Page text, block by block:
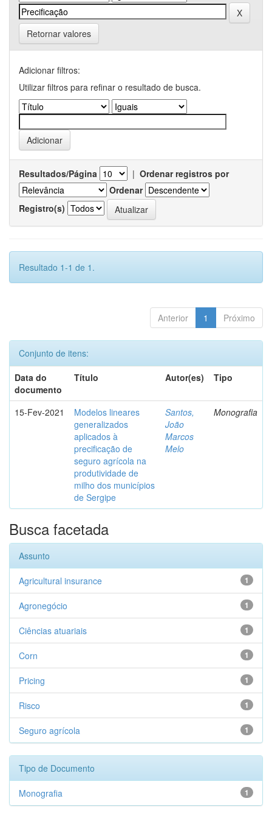
Retornar valores
Adicionar filtros:
Utilizar filtros para refinar o resultado de busca.
Resultados/Página | Ordenar registros por
Ordenar
Registro(s)
Resultado 1-1 de 1.
Anterior 1 Próximo
Conjunto de itens:
Data do
documento
Título Autor(es) Tipo
15-Fev-2021
Modelos lineares
generalizados
aplicados à
precificação de
seguro agrícola na
produtividade de
milho dos municípios
de Sergipe
Santos,
João
Marcos
Melo
Monografia
Busca facetada
Assunto
1
Agricultural insurance
1
Agronegócio
1
Ciências atuariais
1
Corn
1
Pricing
1
Risco
1
Seguro agrícola
Tipo de Documento
1
Monografia